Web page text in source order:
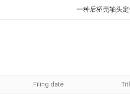
一种后桥壳轴头
Filing date